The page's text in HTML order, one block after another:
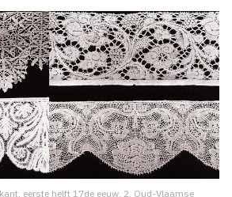
eerste helft 17de eeuw. 2. Oud-Vlaamse